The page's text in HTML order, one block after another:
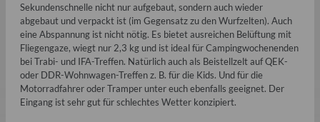
Sekundenschnelle nicht nur aufgebaut, sondern auch wieder
abgebaut und verpackt ist (im Gegensatz zu den Wurfzelten). Auch
eine Abspannung ist nicht nötig. Es bietet ausreichen Belüftung mit
Fliegengaze, wiegt nur 2,3 kg und ist ideal für Campingwochenenden
bei Trabi- und IFA-Treffen. Natürlich auch als Beistellzelt auf QEK-
oder DDR-Wohnwagen-Treffen z. B. für die Kids. Und für die
Motorradfahrer oder Tramper unter euch ebenfalls geeignet. Der
Eingang ist sehr gut für schlechtes Wetter konzipiert.